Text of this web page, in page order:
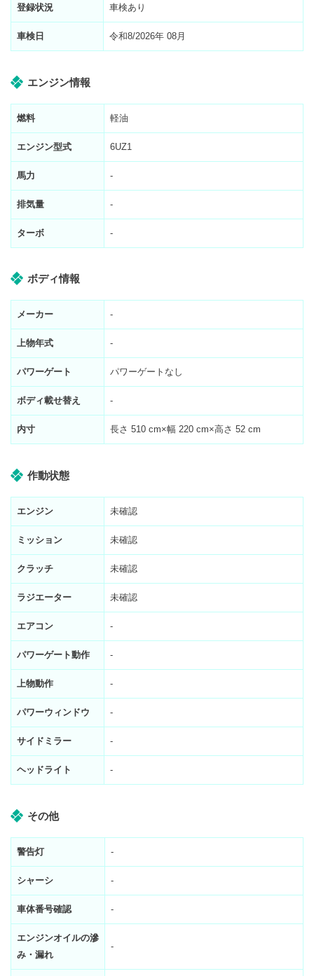
登録状況 車検あり
車検日 令和8/2026年 08月
エンジン情報
燃料 軽油
エンジン型式 6UZ1
馬力 -
排気量 -
ターボ -
ボディ情報
メーカー -
上物年式 -
パワーゲート パワーゲートなし
ボディ載せ替え -
内寸 長さ 510 cm×幅 220 cm×高さ 52 cm
作動状態
エンジン 未確認
ミッション 未確認
クラッチ 未確認
ラジエーター 未確認
エアコン -
パワーゲート動作 -
上物動作 -
パワーウィンドウ -
サイドミラー -
ヘッドライト -
その他
警告灯 -
シャーシ -
車体番号確認 -
エンジンオイルの滲
み・漏れ
-